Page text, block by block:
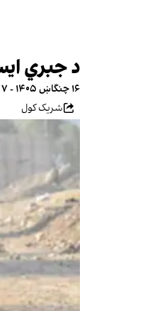
د جبري ایستنو دوام؛ نږدې ۵۰۰
۱۶ چنگاښ ۱۴۰۵ - ۷ جولای ۲۰۲۶، ۱۹:۰۰ GMT+۱
شریک کول